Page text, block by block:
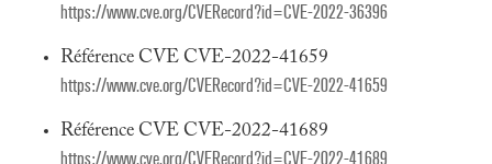
https://www.cve.org/CVERecord?id=CVE-2022-36396
Référence CVE CVE-2022-41659
https://www.cve.org/CVERecord?id=CVE-2022-41659
Référence CVE CVE-2022-41689
https://www.cve.org/CVERecord?id=CVE-2022-41689